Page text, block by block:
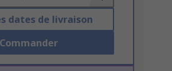
dates de livraison